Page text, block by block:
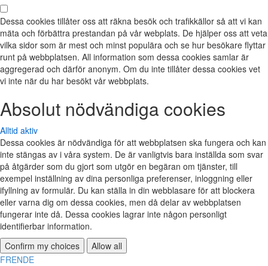
Dessa cookies tillåter oss att räkna besök och trafikkällor så att vi kan
mäta och förbättra prestandan på vår webplats. De hjälper oss att veta
vilka sidor som är mest och minst populära och se hur besökare flyttar
runt på webbplatsen. All information som dessa cookies samlar är
aggregerad och därför anonym. Om du inte tillåter dessa cookies vet
vi inte när du har besökt vår webbplats.
Absolut nödvändiga cookies
Alltid aktiv
Dessa cookies är nödvändiga för att webbplatsen ska fungera och kan
inte stängas av i våra system. De är vanligtvis bara inställda som svar
på åtgärder som du gjort som utgör en begäran om tjänster, till
exempel inställning av dina personliga preferenser, inloggning eller
ifyllning av formulär. Du kan ställa in din webblasare för att blockera
eller varna dig om dessa cookies, men då delar av webbplatsen
fungerar inte då. Dessa cookies lagrar inte någon personligt
identifierbar information.
Confirm my choices
Allow all
FRENDE